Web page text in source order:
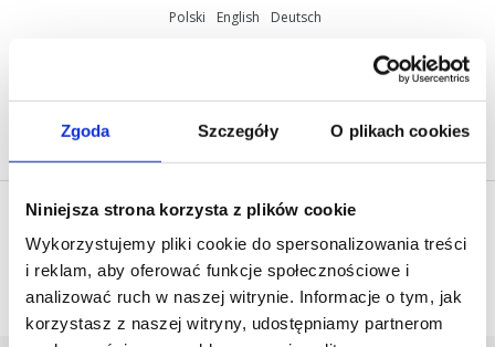
Zgoda Szczegóły O plikach cookies
Niniejsza strona korzysta z plików cookie
Wykorzystujemy pliki cookie do spersonalizowania treści
i reklam, aby oferować funkcje społecznościowe i
analizować ruch w naszej witrynie. Informacje o tym, jak
korzystasz z naszej witryny, udostępniamy partnerom
Polski English Deutsch
info@mobilus.pl